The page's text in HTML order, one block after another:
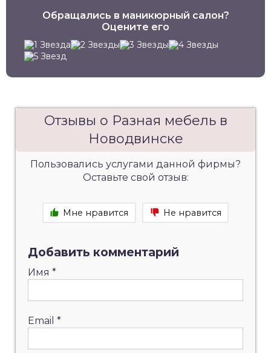
Обращались в маникюрный салон?
Оцените его
Отзывы о Разная мебель в
Новодвинске
Пользовались услугами данной фирмы?
Оставьте свой отзыв:
Мне нравится Не нравится
Добавить комментарий
Имя *
Email *